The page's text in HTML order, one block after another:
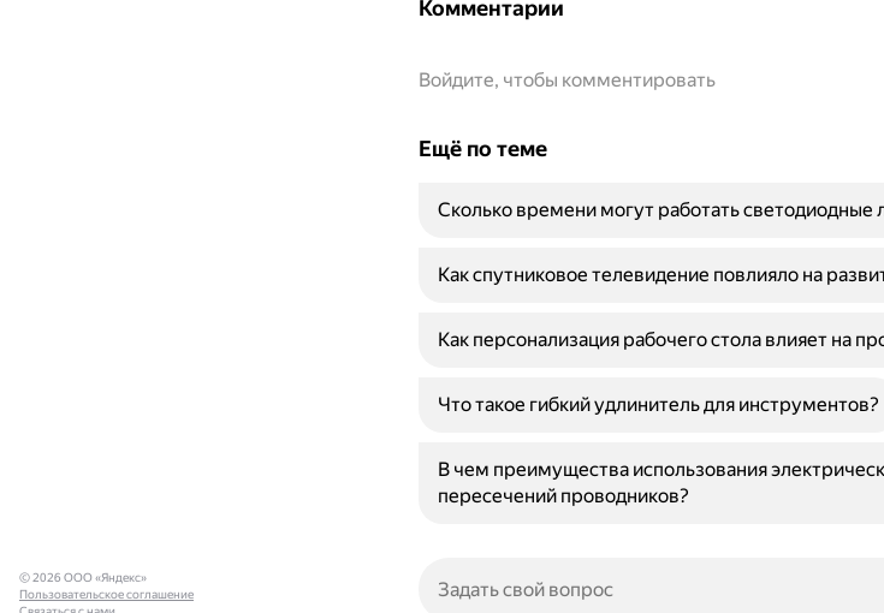
Комментарии
Войдите, чтобы комментировать
Ещё по теме
Сколько времени могут работать светодиодные
Как спутниковое телевидение повлияло на
Как персонализация рабочего стола влияет на
Что такое гибкий удлинитель для инструментов?
В чем преимущества использования
пересечений проводников?
© 2026 ООО «Яндекс»
Пользовательское соглашение